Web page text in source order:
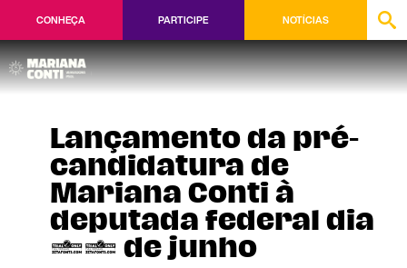
CONHEÇA PARTICIPE NOTÍCIAS
Lançamento da pré-
candidatura de
Mariana Conti à
deputada federal dia
23 de junho